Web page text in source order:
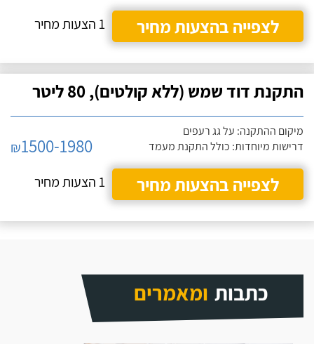
לצפייה בהצעות מחיר
1 הצעות מחיר
התקנת דוד שמש (ללא קולטים), 80 ליטר
מיקום ההתקנה: על גג רעפים
דרישות מיוחדות: כולל התקנת מעמד
₪1500-1980
לצפייה בהצעות מחיר
1 הצעות מחיר
כתבות ומאמרים